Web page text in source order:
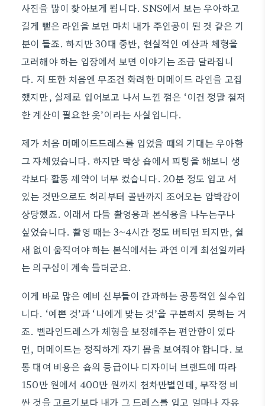
사진을 많이 찾아보게 됩니다. SNS에서 보는 우아하고
길게 뻗은 라인을 보면 마치 내가 주인공이 된 것 같은 기
분이 들죠. 하지만 30대 중반, 현실적인 예산과 체형을
고려해야 하는 입장에서 보면 이야기는 조금 달라집니
다. 저 또한 처음엔 무조건 화려한 머메이드 라인을 고집
했지만, 실제로 입어보고 나서 느낀 점은 ‘이건 정말 철저
한 계산이 필요한 옷’이라는 사실입니다.
제가 처음 머메이드드레스를 입었을 때의 기대는 우아함
그 자체였습니다. 하지만 막상 숍에서 피팅을 해보니 생
각보다 활동 제약이 너무 컸습니다. 20분 정도 입고 서
있는 것만으로도 허리부터 골반까지 조여오는 압박감이
상당했죠. 이래서 다들 촬영용과 본식용을 나누는구나
싶었습니다. 촬영 때는 3~4시간 정도 버티면 되지만, 쉴
새 없이 움직여야 하는 본식에서는 과연 이게 최선일까라
는 의구심이 계속 들더군요.
이게 바로 많은 예비 신부들이 간과하는 공통적인 실수입
니다. ‘예쁜 것’과 ‘나에게 맞는 것’을 구분하지 못하는 거
죠. 벨라인드레스가 체형을 보정해주는 편안함이 있다
면, 머메이드는 정직하게 자기 몸을 보여줘야 합니다. 보
통 대여 비용은 숍의 등급이나 디자이너 브랜드에 따라
150만 원에서 400만 원까지 천차만별인데, 무작정 비
싼 것을 고르기보다 내가 그 드레스를 입고 얼마나 자유